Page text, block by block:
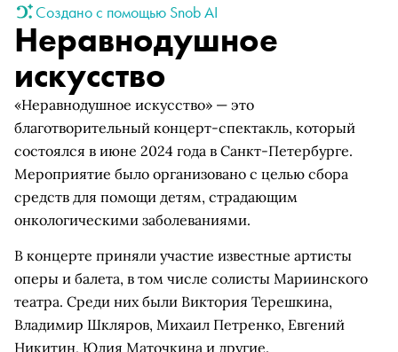
Создано с помощью Snob AI
Неравнодушное
искусство
«Неравнодушное искусство» — это
благотворительный концерт-спектакль, который
состоялся в июне 2024 года в Санкт-Петербурге.
Мероприятие было организовано с целью сбора
средств для помощи детям, страдающим
онкологическими заболеваниями.
В концерте приняли участие известные артисты
оперы и балета, в том числе солисты Мариинского
театра. Среди них были Виктория Терешкина,
Владимир Шкляров, Михаил Петренко, Евгений
Никитин, Юлия Маточкина и другие.